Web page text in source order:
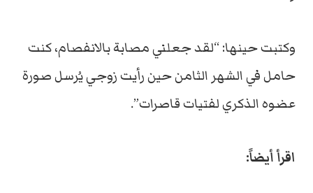
وكتبت حينها: “لقد جعلني مصابة بالانفصام، كنت
حامل في الشهر الثامن حين رأيت زوجي يُرسل صورة
عضوه الذكري لفتيات قاصرات”.
اقرأ أيضاً: